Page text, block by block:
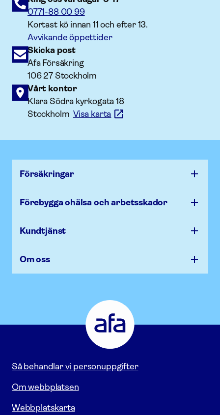
0771-88 00 99
Kortast kö innan 11 och efter 13.
Avvikande öppettider
Skicka post
Afa Försäkring
106 27 Stockholm
Vårt kontor
Klara Södra kyrkogata 18
StockholmVisa karta
Försäk­ringar
Förebygga ohälsa och arbets­skador
Kundtjänst
Om oss
Försäkring
Gå
till
startsidan
Så behandlar vi personuppgifter
Om webbplatsen
Webbplatskarta